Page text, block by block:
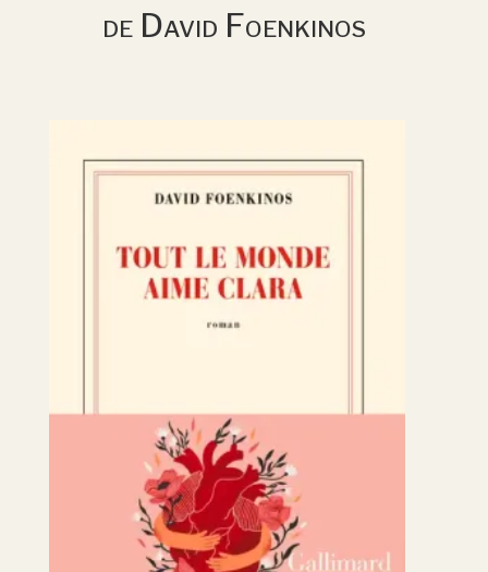
de David Foenkinos